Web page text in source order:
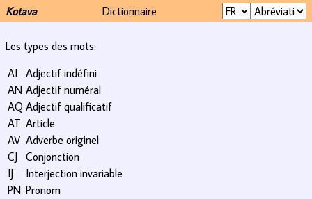
Kotava Dictionnaire
Les types des mots:
AI Adjectif indéfini
AN Adjectif numéral
AQ Adjectif qualificatif
AT Article
AV Adverbe originel
CJ Conjonction
IJ
Interjection invariable
PN Pronom